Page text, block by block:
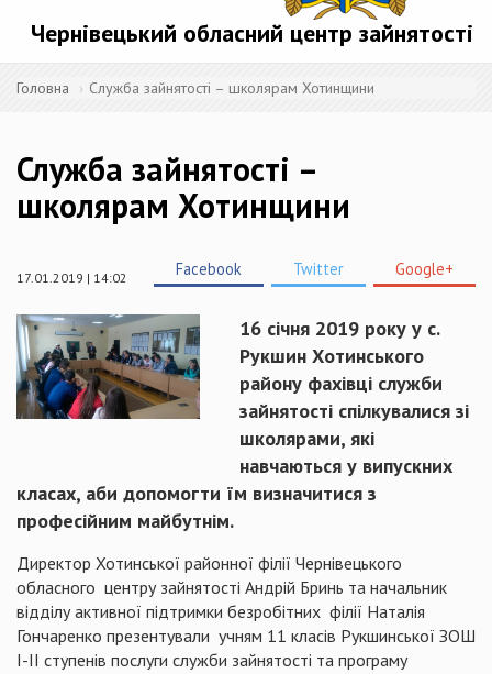
Чернівецький обласний центр зайнятості
Головна Служба зайнятості – школярам Хотинщини
Служба зайнятості –
школярам Хотинщини
17.01.2019 | 14:02 Facebook Twitter Google+
16 січня 2019 року у с.
Рукшин Хотинського
району фахівці служби
зайнятості спілкувалися зі
школярами, які
навчаються у випускних
класах, аби допомогти їм визначитися з
професійним майбутнім.
Директор Хотинської районної філії Чернівецького
обласного центру зайнятості Андрій Бринь та начальник
відділу активної підтримки безробітних філії Наталія
Гончаренко презентували учням 11 класів Рукшинської ЗОШ
І-ІІ ступенів послуги служби зайнятості та програму